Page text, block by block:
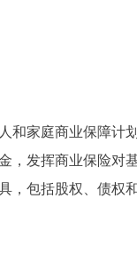
家庭商业保障计
发挥商业保险对
包括股权、债权